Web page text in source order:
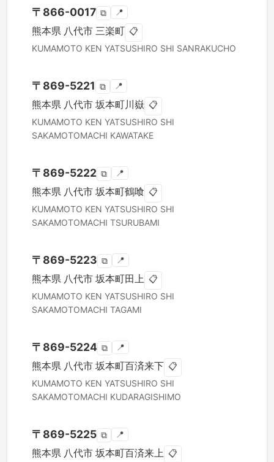
〒 866-0017 ⧉ 📍
熊本県 八代市 三楽町 📋
KUMAMOTO KEN YATSUSHIRO SHI SANRAKUCHO
〒 869-5221 ⧉ 📍
熊本県 八代市 坂本町川嶽 📋
KUMAMOTO KEN YATSUSHIRO SHI
SAKAMOTOMACHI KAWATAKE
〒 869-5222 ⧉ 📍
熊本県 八代市 坂本町鶴喰 📋
KUMAMOTO KEN YATSUSHIRO SHI
SAKAMOTOMACHI TSURUBAMI
〒 869-5223 ⧉ 📍
熊本県 八代市 坂本町田上 📋
KUMAMOTO KEN YATSUSHIRO SHI
SAKAMOTOMACHI TAGAMI
〒 869-5224 ⧉ 📍
熊本県 八代市 坂本町百済来下 📋
KUMAMOTO KEN YATSUSHIRO SHI
SAKAMOTOMACHI KUDARAGISHIMO
〒 869-5225 ⧉ 📍
熊本県 八代市 坂本町百済来上 📋